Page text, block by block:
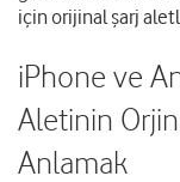
için orijinal şarj
iPhone ve
Aletinin
Anlamak